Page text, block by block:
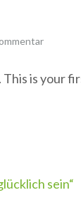
is your
sein“